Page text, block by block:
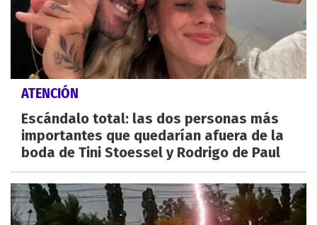
ATENCIÓN
Escándalo total: las dos personas más
importantes que quedarían afuera de la
boda de Tini Stoessel y Rodrigo de Paul